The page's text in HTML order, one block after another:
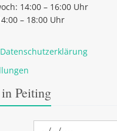
14:00 – 16:00 Uhr
– 18:00 Uhr
Datenschutzerklärung
Peiting